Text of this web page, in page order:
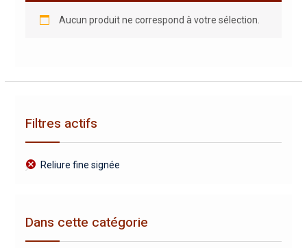
Aucun produit ne correspond à votre sélection.
Filtres actifs
Reliure fine signée
Dans cette catégorie